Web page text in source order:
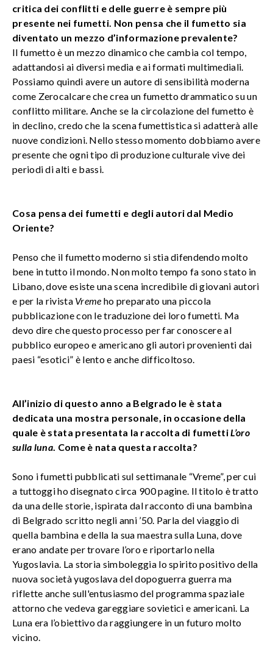
critica dei conflitti e delle guerre è sempre più
presente nei fumetti. Non pensa che il fumetto sia
diventato un mezzo d’informazione prevalente?
Il fumetto è un mezzo dinamico che cambia col tempo,
adattandosi ai diversi media e ai formati multimediali.
Possiamo quindi avere un autore di sensibilità moderna
come Zerocalcare che crea un fumetto drammatico su un
conflitto militare. Anche se la circolazione del fumetto è
in declino, credo che la scena fumettistica si adatterà alle
nuove condizioni. Nello stesso momento dobbiamo avere
presente che ogni tipo di produzione culturale vive dei
periodi di alti e bassi.
Cosa pensa dei fumetti e degli autori dal Medio
Oriente?
Penso che il fumetto moderno si stia difendendo molto
bene in tutto il mondo. Non molto tempo fa sono stato in
Libano, dove esiste una scena incredibile di giovani autori
e per la rivista Vreme ho preparato una piccola
pubblicazione con le traduzione dei loro fumetti. Ma
devo dire che questo processo per far conoscere al
pubblico europeo e americano gli autori provenienti dai
paesi “esotici” è lento e anche difficoltoso.
All’inizio di questo anno a Belgrado le è stata
dedicata una mostra personale, in occasione della
quale è stata presentata la raccolta di fumettiL’oro
sulla luna. Come è nata questa raccolta?
Sono i fumetti pubblicati sul settimanale “Vreme”, per cui
a tuttoggi ho disegnato circa 900 pagine. Il titolo è tratto
da una delle storie, ispirata dal racconto di una bambina
di Belgrado scritto negli anni ’50. Parla del viaggio di
quella bambina e della la sua maestra sulla Luna, dove
erano andate per trovare l’oro e riportarlo nella
Yugoslavia. La storia simboleggia lo spirito positivo della
nuova società yugoslava del dopoguerra guerra ma
riflette anche sull'entusiasmo del programma spaziale
attorno che vedeva gareggiare sovietici e americani. La
Luna era l’obiettivo da raggiungere in un futuro molto
vicino.